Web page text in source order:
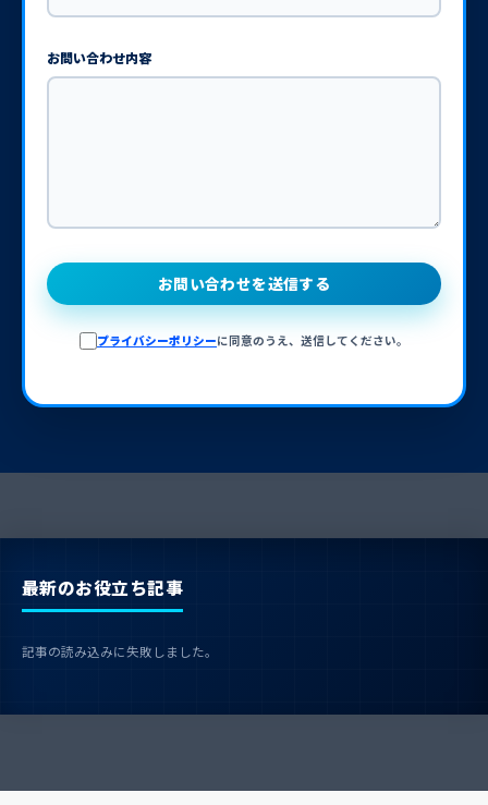
お問い合わせ内容
お問い合わせを送信する
プライバシーポリシーに同意のうえ、送信してください。
最新のお役立ち記事
記事の読み込みに失敗しました。